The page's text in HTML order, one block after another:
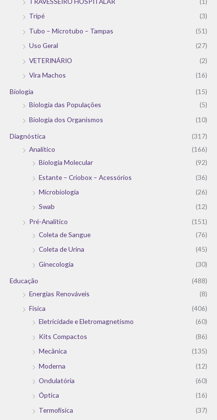
Tripé
(3)
Tubo – Microtubo – Tampas
(51)
Uso Geral
(27)
VETERINÁRIO
(2)
Vira Machos
(16)
Biologia
(15)
Biologia das Populações
(5)
Biologia dos Organismos
(10)
Diagnóstica
(317)
Analítico
(166)
Biologia Molecular
(92)
Estante – Criobox – Acessórios
(36)
Microbiologia
(26)
Swab
(12)
Pré-Analítico
(151)
Coleta de Sangue
(76)
Coleta de Urina
(45)
Ginecologia
(30)
Educação
(488)
Energias Renováveis
(8)
Física
(406)
Eletricidade e Eletromagnetismo
(60)
Kits Compactos
(86)
Mecânica
(135)
Moderna
(12)
Ondulatória
(60)
Óptica
(16)
Termofísica
(37)